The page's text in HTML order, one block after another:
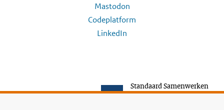
Mastodon
Codeplatform
LinkedIn
Standaard Samenwerken